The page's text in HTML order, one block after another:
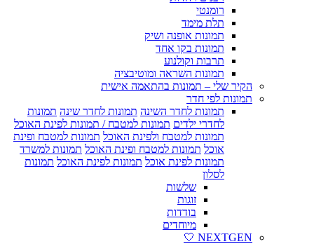
רומנטי
תלת מימד
תמונות אופנה ושיק
תמונות בקו אחד
תרבות וקולנוע
תמונות השראה ומוטיבציה
הקיר שלי – תמונות בהתאמה אישית
תמונות לפי חדר
תמונות לחדר השינה תמונות לחדר שינה תמונות
לחדרי ילדים תמונות למטבח / תמונות לפינת האוכל
תמונות למטבח ולפינת האוכל תמונות למטבח ופינת
אוכל תמונות למטבח ופינת האוכל תמונות למשרד
תמונות לפינת אוכל תמונות לפינת האוכל תמונות
לסלון
שלשות
זוגות
בודדות
מיוחדים
NEXTGEN 🤍